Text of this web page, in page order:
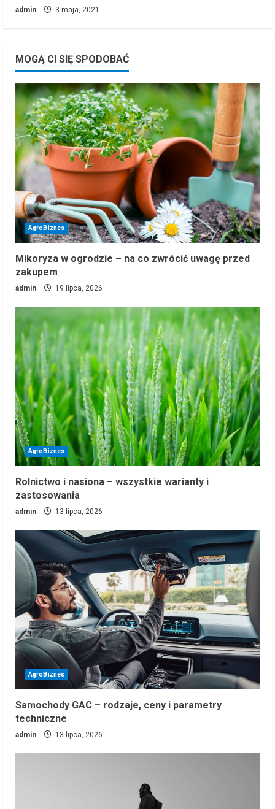
admin 3 maja, 2021
MOGĄ CI SIĘ SPODOBAĆ
AgroBiznes
Mikoryza w ogrodzie – na co zwrócić uwagę przed
zakupem
admin 19 lipca, 2026
AgroBiznes
Rolnictwo i nasiona – wszystkie warianty i
zastosowania
admin 13 lipca, 2026
AgroBiznes
Samochody GAC – rodzaje, ceny i parametry
techniczne
admin 13 lipca, 2026